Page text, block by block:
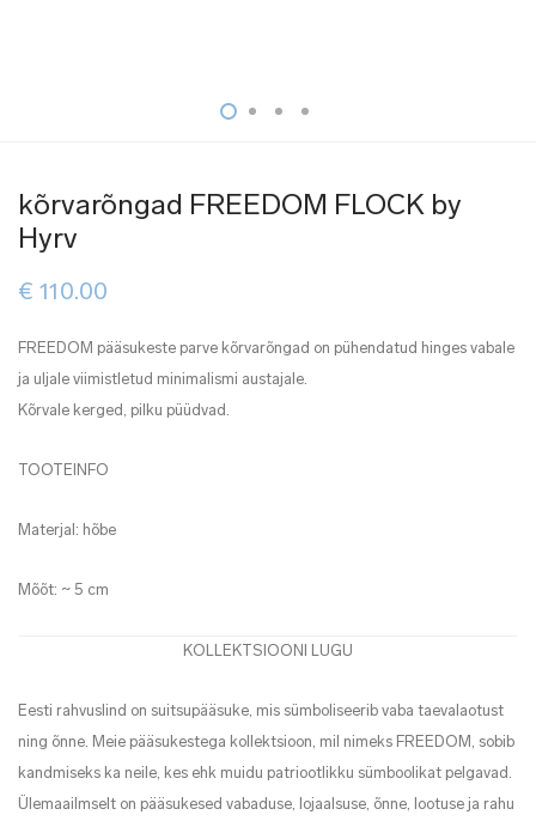
kõrvarõngad FREEDOM FLOCK by
Hyrv
€ 110.00
FREEDOM pääsukeste parve kõrvarõngad on pühendatud hinges vabale
ja uljale viimistletud minimalismi austajale.
Kõrvale kerged, pilku püüdvad.
TOOTEINFO
Materjal: hõbe
Mõõt: ~ 5 cm
KOLLEKTSIOONI LUGU
Eesti rahvuslind on suitsupääsuke, mis sümboliseerib vaba taevalaotust
ning õnne. Meie pääsukestega kollektsioon, mil nimeks FREEDOM, sobib
kandmiseks ka neile, kes ehk muidu patriootlikku sümboolikat pelgavad.
Ülemaailmselt on pääsukesed vabaduse, lojaalsuse, õnne, lootuse ja rahu